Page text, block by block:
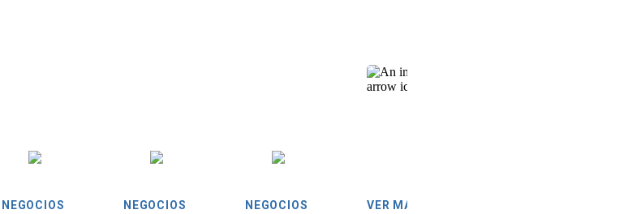
NEGOCIOS NEGOCIOS NEGOCIOS VER MÁS